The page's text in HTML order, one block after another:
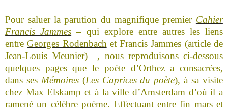
Pour saluer la parution du magnifique premier Cahier
Francis Jammes – qui explore entre autres les liens
entreGeorges Rodenbach et Francis Jammes (article de
Jean-Louis Meunier) –, nous reproduisons ci-dessous
quelques pages que le poète d’Orthez a consacrées,
dans ses Mémoires(Les Caprices du poète), à sa visite
chez Max Elskamp et à la ville d’Amsterdam d’où il a
ramené un célèbrepoème. Effectuant entre fin mars et